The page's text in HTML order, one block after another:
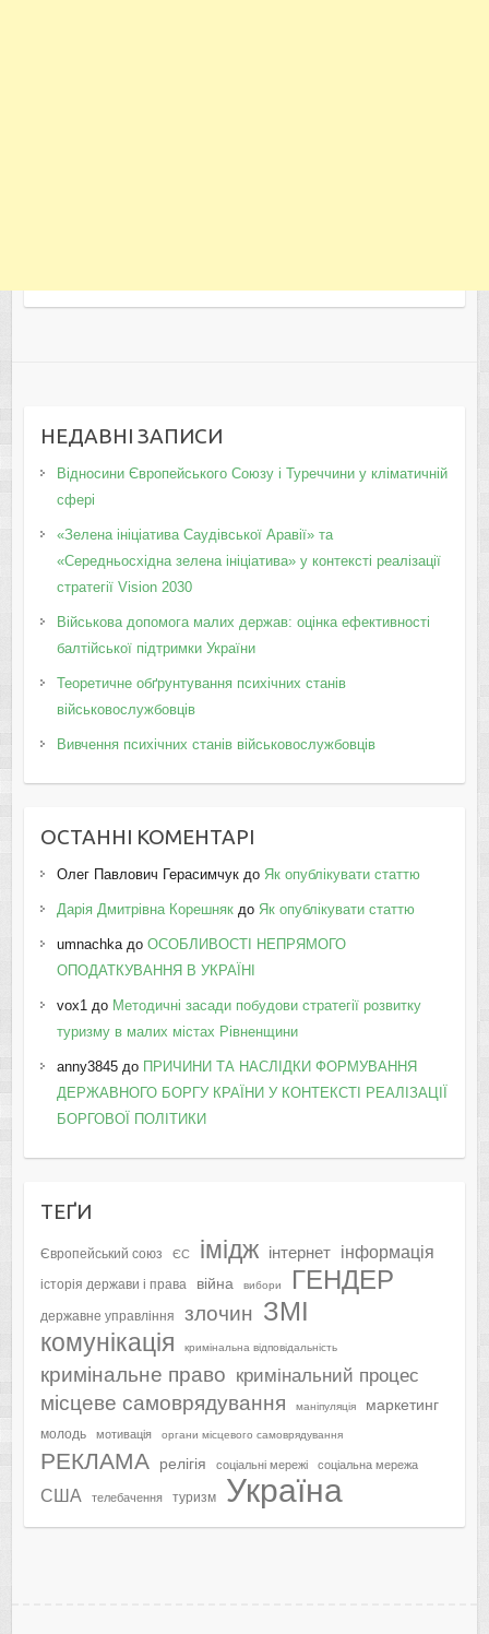
НЕДАВНІ ЗАПИСИ
Відносини Європейського Союзу і Туреччини у кліматичній
сфері
«Зелена ініціатива Саудівської Аравії» та
«Середньосхідна зелена ініціатива» у контексті реалізації
стратегії Vision 2030
Військова допомога малих держав: оцінка ефективності
балтійської підтримки України
Теоретичне обґрунтування психічних станів
військовослужбовців
Вивчення психічних станів військовослужбовців
ОСТАННІ КОМЕНТАРІ
Олег Павлович Герасимчукдо Як опублікувати статтю
Дарія Дмитрівна Корешнякдо Як опублікувати статтю
umnachkaдо ОСОБЛИВОСТІ НЕПРЯМОГО
ОПОДАТКУВАННЯ В УКРАЇНІ
vox1до Методичні засади побудови стратегії розвитку
туризму в малих містах Рівненщини
anny3845до ПРИЧИНИ ТА НАСЛІДКИ ФОРМУВАННЯ
ДЕРЖАВНОГО БОРГУ КРАЇНИ У КОНТЕКСТІ РЕАЛІЗАЦІЇ
БОРГОВОЇ ПОЛІТИКИ
ТЕҐИ
Європейський союз ЄС імідж інтернет інформація
історія держави і права війна вибори ГЕНДЕР
державне управління злочин ЗМІ
комунікація кримінальна відповідальність
кримінальне право кримінальний процес
місцеве самоврядування маніпуляція маркетинг
молодь мотивація органи місцевого самоврядування
РЕКЛАМА релігія соціальні мережі соціальна мережа
США телебачення туризм Україна